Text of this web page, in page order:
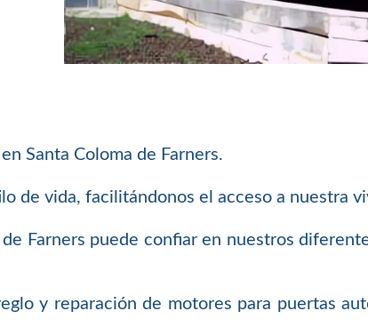
Santa Coloma de Farners.
de vida, facilitándonos el acceso a nuestra
Farners puede confiar en nuestros
y reparación de motores para puertas